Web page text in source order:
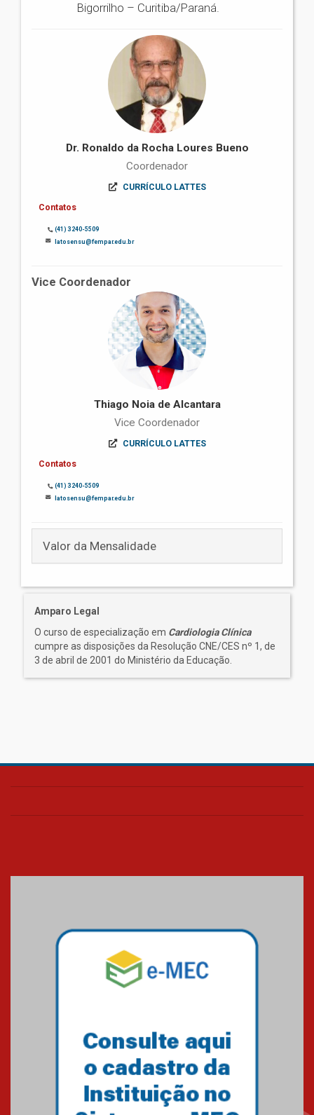
Bigorrilho – Curitiba/Paraná.
Dr. Ronaldo da Rocha Loures Bueno
Coordenador
CURRÍCULO LATTES
Contatos
(41) 3240-5509
latosensu@fempar.edu.br
Vice Coordenador
Thiago Noia de Alcantara
Vice Coordenador
CURRÍCULO LATTES
Contatos
(41) 3240-5509
latosensu@fempar.edu.br
Valor da Mensalidade
Amparo Legal
O curso de especialização em Cardiologia Clínica
cumpre as disposições da Resolução CNE/CES nº 1, de
3 de abril de 2001 do Ministério da Educação.